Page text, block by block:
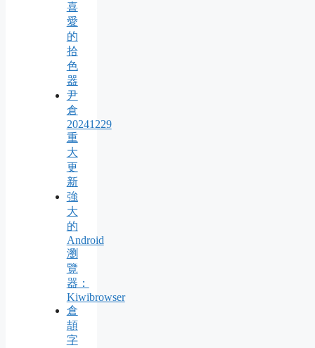
喜
愛
的
拾
色
器
尹
倉
20241229
重
大
更
新
強
大
的
Android
瀏
覽
器：
Kiwibrowser
倉
頡
字